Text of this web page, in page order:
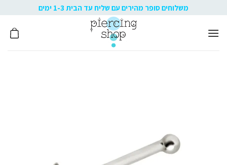
to
content
משלוחים סופר מהירים עם שליח עד הבית 1-3 ימים